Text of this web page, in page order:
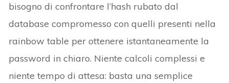
bisogno di confrontare l’hash rubato dal
database compromesso con quelli presenti nella
rainbow table per ottenere istantaneamente la
password in chiaro. Niente calcoli complessi e
niente tempo di attesa: basta una semplice